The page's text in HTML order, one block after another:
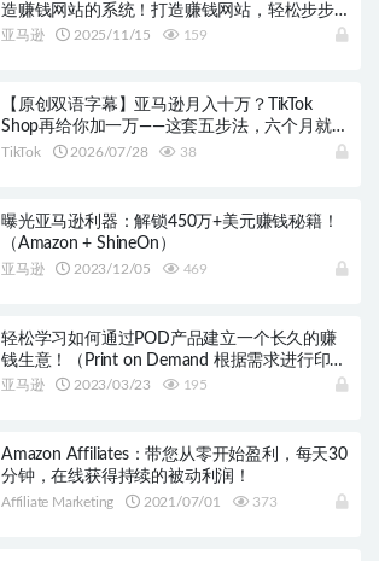
造赚钱网站的系统！打造赚钱网站，轻松步步
为营！
亚马逊 2025/11/15 159
【原创双语字幕】亚马逊月入十万？TikTok
Shop再给你加一万——这套五步法，六个月就做
到
TikTok 2026/07/28 38
曝光亚马逊利器：解锁450万+美元赚钱秘籍！
（Amazon + ShineOn）
亚马逊 2023/12/05 469
轻松学习如何通过POD产品建立一个长久的赚
钱生意！（Print on Demand 根据需求进行印
刷）
亚马逊 2023/03/23 195
Amazon Affiliates：带您从零开始盈利，每天30
分钟，在线获得持续的被动利润！
Affiliate Marketing 2021/07/01 373